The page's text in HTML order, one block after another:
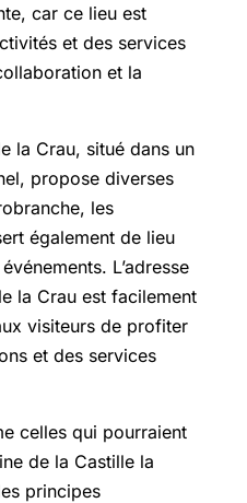
car ce lieu est
et des services
et la
la Crau, situé dans un
propose diverses
les
également de lieu
L’adresse
la Crau est facilement
visiteurs de profiter
et des services
celles qui pourraient
de la Castille la
principes